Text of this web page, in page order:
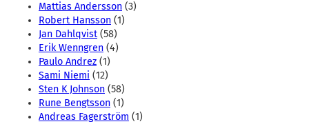
Mattias Andersson (3)
Robert Hansson (1)
Jan Dahlqvist (58)
Erik Wenngren (4)
Paulo Andrez (1)
Sami Niemi (12)
Sten K Johnson (58)
Rune Bengtsson (1)
Andreas Fagerström (1)